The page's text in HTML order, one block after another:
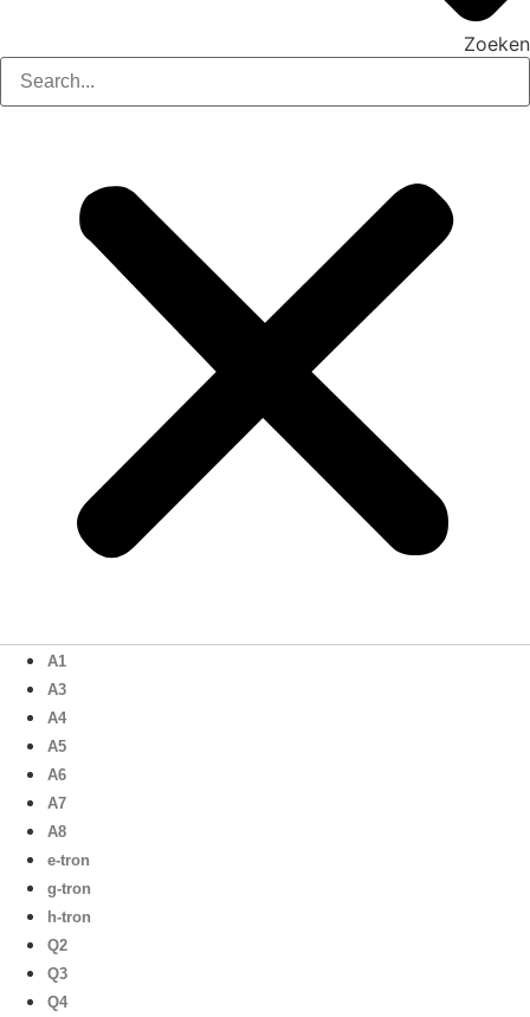
Zoeken
A1
A3
A4
A5
A6
A7
A8
e-tron
g-tron
h-tron
Q2
Q3
Q4